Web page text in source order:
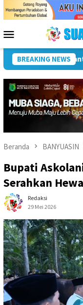
Menu
Mobile
BREAKING NEWS
Kebudayaan
Beranda BANYUASIN
Bupati
Serahkan
Redaksi
29 Mei 2026